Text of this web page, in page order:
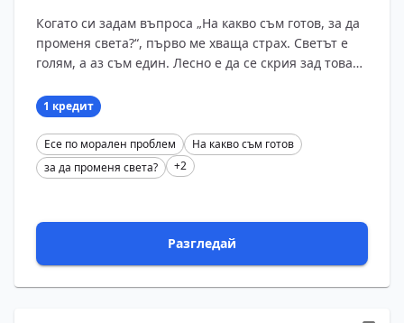
Когато си задам въпроса „На какво съм готов, за да
променя света?“, първо ме хваща страх. Светът е
голям, а аз съм един. Лесно е да се скрия зад това
1 кредит
Есе по морален проблем
На какво съм готов
за да променя света?
+2
Разгледай